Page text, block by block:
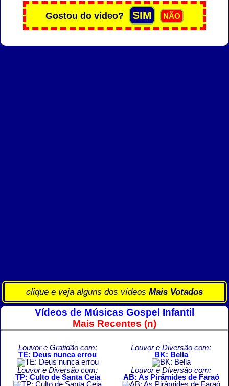
clique e veja alguns dos vídeos Mais Votados
Vídeos de Músicas Gospel Infantil
Mais Recentes (n)
Louvor e Gratidão com:
TE: Deus nunca errou
Louvor e Diversão com:
BK: Bella
Louvor e Diversão com:
TP: Culto de Santa Ceia
Louvor e Diversão com:
AB: As Pirâmides de Faraó